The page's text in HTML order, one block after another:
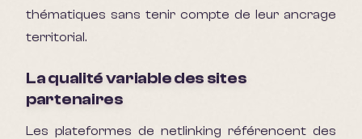
thématiques sans tenir compte de leur ancrage
territorial.
La qualité variable des sites
partenaires
Les plateformes de netlinking référencent des